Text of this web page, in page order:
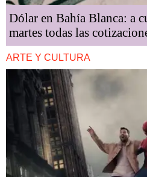
Dólar en Bahía Blanca: a
martes todas las
ARTE Y CULTURA